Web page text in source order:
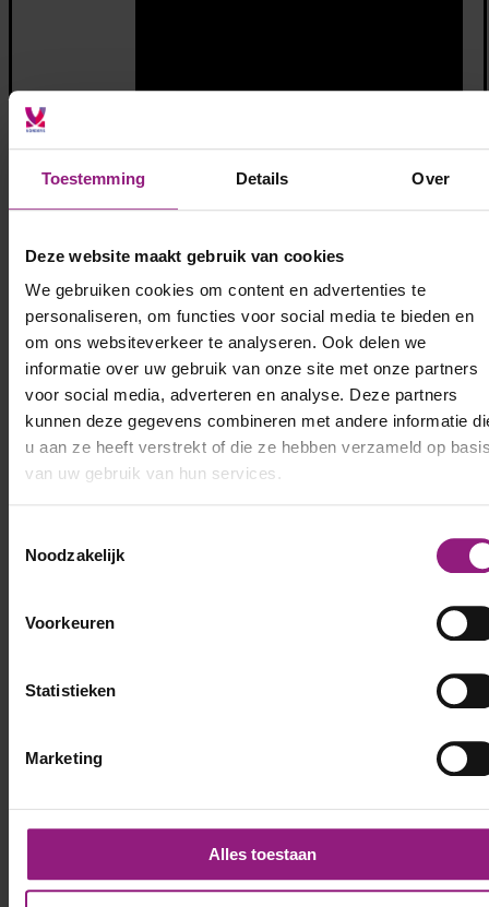
Toestemming Details Over
Deze website maakt gebruik van cookies
We gebruiken cookies om content en advertenties te
personaliseren, om functies voor social media te bieden en
om ons websiteverkeer te analyseren. Ook delen we
informatie over uw gebruik van onze site met onze partners
voor social media, adverteren en analyse. Deze partners
kunnen deze gegevens combineren met andere informatie
u aan ze heeft verstrekt of die ze hebben verzameld op
van uw gebruik van hun services.
Noodzakelijk
Voorkeuren
Statistieken
Marketing
Alles toestaan